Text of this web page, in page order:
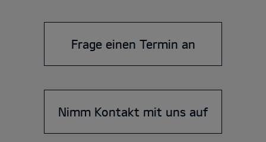
Frage einen Termin an
Nimm Kontakt mit uns auf